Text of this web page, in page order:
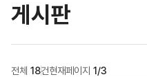
게시판
전체 18건현재페이지 1/3